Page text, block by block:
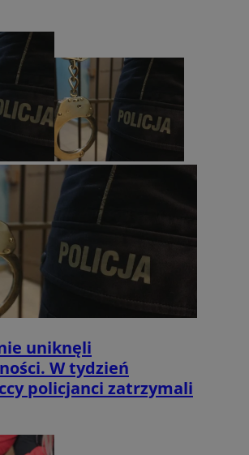
uniknęli
W tydzień
policjanci zatrzymali